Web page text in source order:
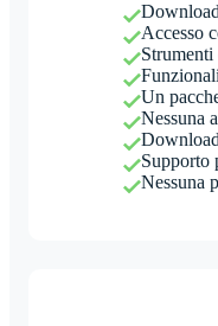
Accesso
Un
Nessuna
Supporto
Nessuna